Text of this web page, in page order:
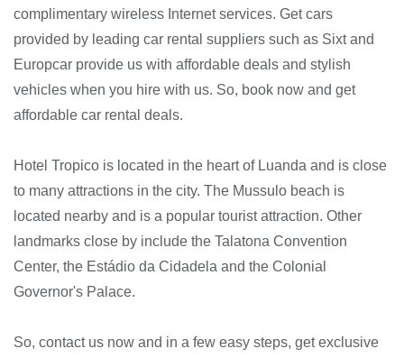
complimentary wireless Internet services. Get cars
provided by leading car rental suppliers such as Sixt and
Europcar provide us with affordable deals and stylish
vehicles when you hire with us. So, book now and get
affordable car rental deals.
Hotel Tropico is located in the heart of Luanda and is close
to many attractions in the city. The Mussulo beach is
located nearby and is a popular tourist attraction. Other
landmarks close by include the Talatona Convention
Center, the Estádio da Cidadela and the Colonial
Governor's Palace.
So, contact us now and in a few easy steps, get exclusive